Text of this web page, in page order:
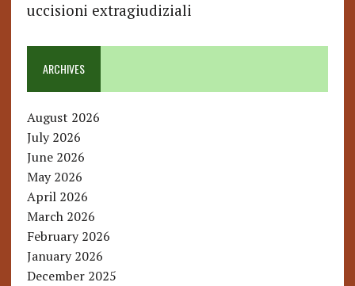
uccisioni extragiudiziali
ARCHIVES
August 2026
July 2026
June 2026
May 2026
April 2026
March 2026
February 2026
January 2026
December 2025